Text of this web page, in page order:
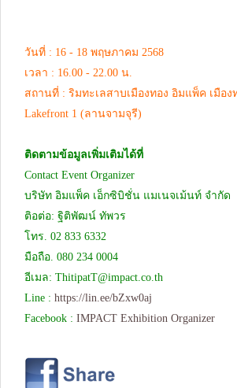
วันที่ : 16 - 18 พฤษภาคม 2568
เวลา : 16.00 - 22.00 น.
สถานที่ : ริมทะเลสาบเมืองทอง อิมแพ็ค เมือง
Lakefront 1 (ลานจามจุรี)
ติดตามข้อมูลเพิ่มเติมได้ที่
Contact Event Organizer
บริษัท อิมแพ็ค เอ็กซิบิชั่น แมเนจเม้นท์ จำกัด
ติอต่อ: ฐิติพัฒน์ ทัพวร
โทร. 02 833 6332
มือถือ. 080 234 0004
อีเมล: ThitipatT@impact.co.th
Line : https://lin.ee/bZxw0aj
Facebook : IMPACT Exhibition Organizer